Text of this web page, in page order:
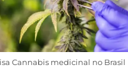
Cannabis medicinal no Brasil